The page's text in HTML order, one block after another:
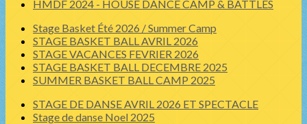
HMDF 2024 - HOUSE DANCE CAMP & BATTLES
Stage Basket Été 2026 / Summer Camp
STAGE BASKET BALL AVRIL 2026
STAGE VACANCES FEVRIER 2026
STAGE BASKET BALL DECEMBRE 2025
SUMMER BASKET BALL CAMP 2025
STAGE DE DANSE AVRIL 2026 ET SPECTACLE
Stage de danse Noel 2025